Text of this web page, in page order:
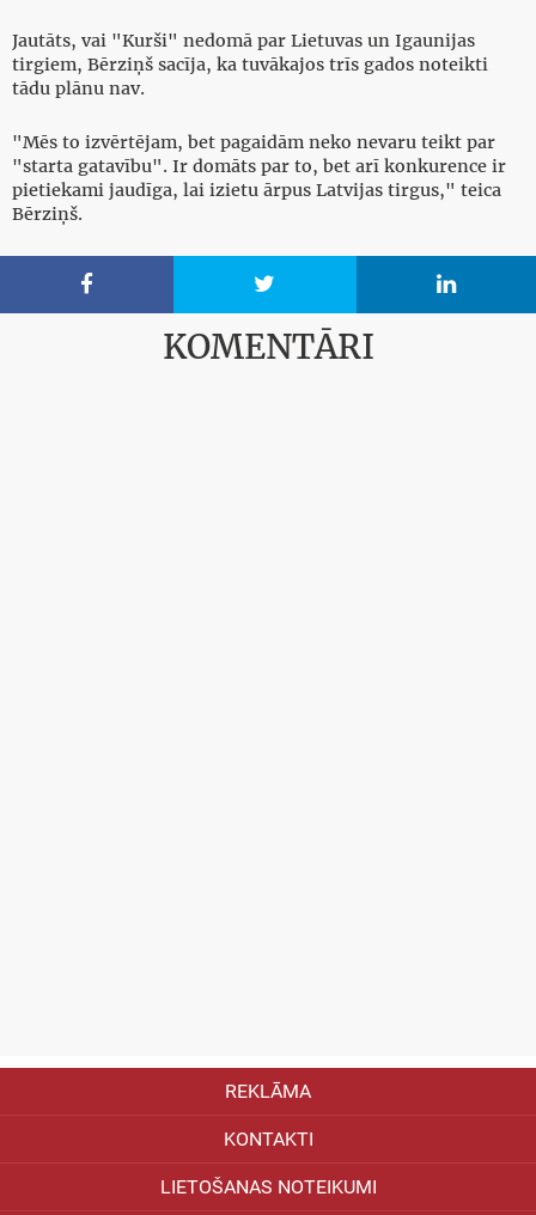
Jautāts, vai "Kurši" nedomā par Lietuvas un Igaunijas
tirgiem, Bērziņš sacīja, ka tuvākajos trīs gados noteikti
tādu plānu nav.
"Mēs to izvērtējam, bet pagaidām neko nevaru teikt par
"starta gatavību". Ir domāts par to, bet arī konkurence ir
pietiekami jaudīga, lai izietu ārpus Latvijas tirgus," teica
Bērziņš.
  
KOMENTĀRI
REKLĀMA
KONTAKTI
LIETOŠANAS NOTEIKUMI